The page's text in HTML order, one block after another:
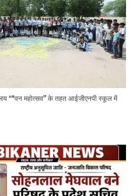
"*वन महोत्सव” के तहत आईजीएनपी स्कूल में